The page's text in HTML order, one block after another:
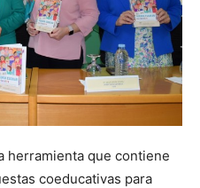
herramienta que contiene
coeducativas para